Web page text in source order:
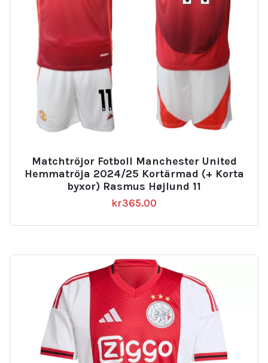
Matchtröjor Fotboll Manchester United
Hemmatröja 2024/25 Kortärmad (+ Korta
byxor) Rasmus Højlund 11
kr365.00